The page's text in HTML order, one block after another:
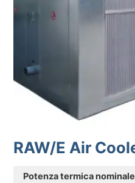
ARTICOLI TECNICI
SOSTENIBILITA’
NEWS & EVENTI
RISORSE
EN
RAW/E Air
Potenza termica